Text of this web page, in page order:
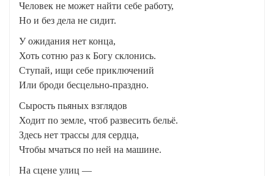
Человек не может найти себе работу,
Но и без дела не сидит.
У ожидания нет конца,
Хоть сотню раз к Богу склонись.
Ступай, ищи себе приключений
Или броди бесцельно-праздно.
Сырость пьяных взглядов
Ходит по земле, чтоб развесить бельё.
Здесь нет трассы для сердца,
Чтобы мчаться по ней на машине.
На сцене улиц —